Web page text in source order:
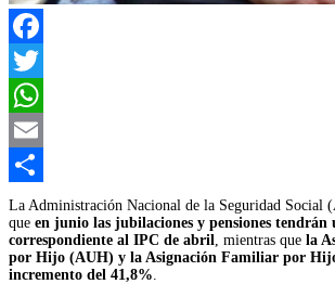
Facebook
Twitter
WhatsApp
Email
Compartir
La Administración Nacional de la Seguridad Social
que en junio las jubilaciones y pensiones tendrán
correspondiente al IPC de abril
, mientras que la
por Hijo (AUH) y la Asignación Familiar por
incremento del 41,8%